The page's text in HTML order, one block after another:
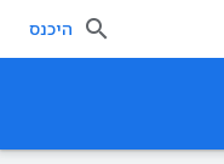
היכנס